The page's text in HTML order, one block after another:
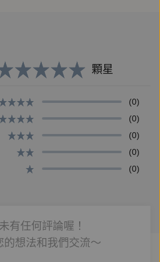
，已成為台灣大眾普遍的疑惑，
更是甚囂塵上，甚至連新聞媒體
「US Taiwan Watch：美國台灣
們要在意美國？》一書中，詳解
及美國基於什麼樣的原因，對台
指出，現今諸多對台美關係的誤
討論熱烈的一中政策、戰略三
六項保證、軍購、美豬進口、科
顆星
(0)
(0)
(0)
(0)
(0)
有任何評論喔！
的想法和我們交流～